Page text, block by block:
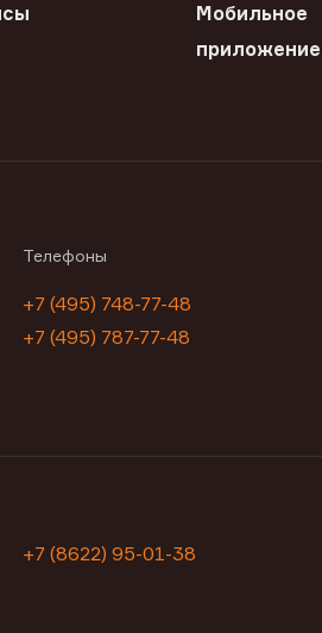
Мобильное
приложение
Телефоны
+7 (495) 748-77-48
+7 (495) 787-77-48
+7 (8622) 95-01-38